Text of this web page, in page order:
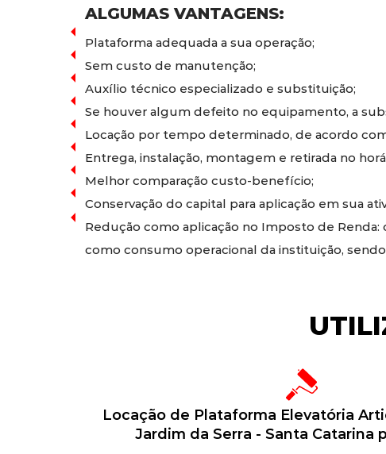
ALGUMAS VANTAGENS:
Plataforma adequada a sua operação;
Sem custo de manutenção;
Auxílio técnico especializado e substituição;
Se houver algum defeito no equipamento, a
Locação por tempo determinado, de acordo
Entrega, instalação, montagem e retirada no
Melhor comparação custo-benefício;
Conservação do capital para aplicação em sua
Redução como aplicação no Imposto de
como consumo operacional da instituição,
Locação de Plataforma Elevatória
Jardim da Serra - Santa Catarina